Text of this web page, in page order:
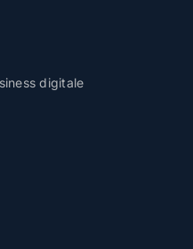
digitale